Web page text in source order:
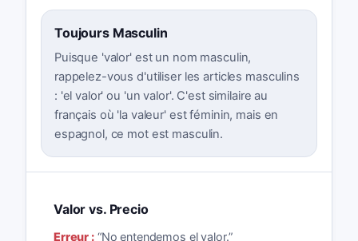
Toujours Masculin
Puisque 'valor' est un nom masculin,
rappelez-vous d'utiliser les articles masculins
: 'el valor' ou 'un valor'. C'est similaire au
français où 'la valeur' est féminin, mais en
espagnol, ce mot est masculin.
Valor vs. Precio
Erreur :“No entendemos el valor.”